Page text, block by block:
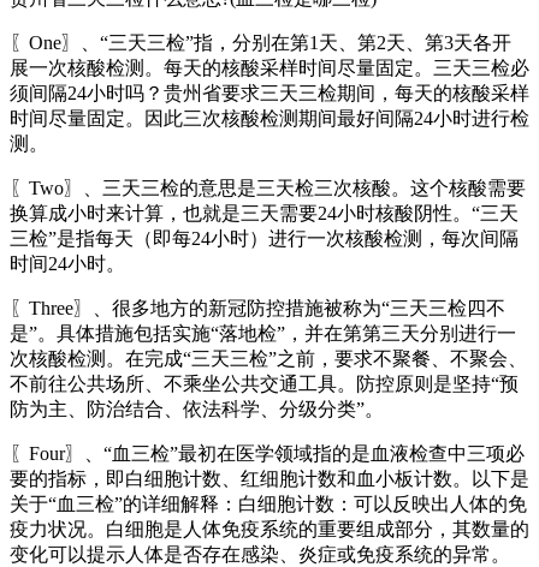
〖One〗、“三天三检”指，分别在第1天、第2天、第3天各开
展一次核酸检测。每天的核酸采样时间尽量固定。三天三检必
须间隔24小时吗？贵州省要求三天三检期间，每天的核酸采样
时间尽量固定。因此三次核酸检测期间最好间隔24小时进行检
测。
〖Two〗、三天三检的意思是三天检三次核酸。这个核酸需要
换算成小时来计算，也就是三天需要24小时核酸阴性。“三天
三检”是指每天（即每24小时）进行一次核酸检测，每次间隔
时间24小时。
〖Three〗、很多地方的新冠防控措施被称为“三天三检四不
是”。具体措施包括实施“落地检”，并在第第三天分别进行一
次核酸检测。在完成“三天三检”之前，要求不聚餐、不聚会、
不前往公共场所、不乘坐公共交通工具。防控原则是坚持“预
防为主、防治结合、依法科学、分级分类”。
〖Four〗、“血三检”最初在医学领域指的是血液检查中三项必
要的指标，即白细胞计数、红细胞计数和血小板计数。以下是
关于“血三检”的详细解释：白细胞计数：可以反映出人体的免
疫力状况。白细胞是人体免疫系统的重要组成部分，其数量的
变化可以提示人体是否存在感染、炎症或免疫系统的异常。